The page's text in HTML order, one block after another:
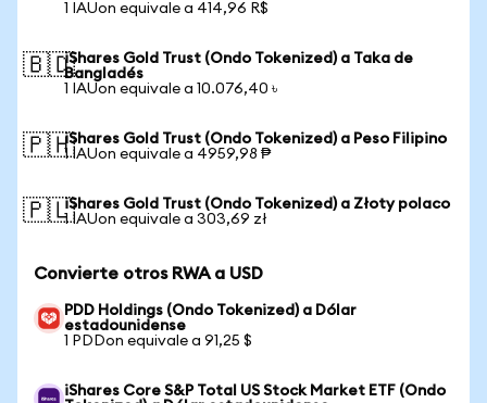
1 IAUon equivale a 414,96 R$
🇧🇩iShares Gold Trust (Ondo Tokenized) a Taka de
Bangladés
1 IAUon equivale a 10.076,40 ৳
🇵🇭iShares Gold Trust (Ondo Tokenized) a Peso Filipino
1 IAUon equivale a 4959,98 ₱
🇵🇱iShares Gold Trust (Ondo Tokenized) a Złoty polaco
1 IAUon equivale a 303,69 zł
Convierte otros RWA a USD
PDD Holdings (Ondo Tokenized) a Dólar
estadounidense
1 PDDon equivale a 91,25 $
iShares Core S&P Total US Stock Market ETF (Ondo